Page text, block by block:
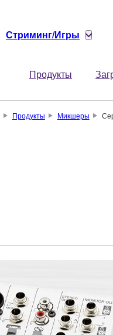
Стриминг/Игры
Продукты
Продукты Микшеры